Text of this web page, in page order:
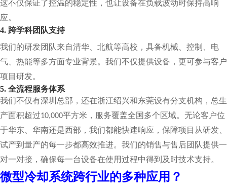
这不仅保证了控温的稳定性，也让设备在负载波动时保持高响
应。
4. 跨学科团队支持
我们的研发团队来自清华、北航等高校，具备机械、控制、电
气、热能等多方面专业背景。我们不仅提供设备，更可参与客户
项目研发。
5. 全流程服务体系
我们不仅有深圳总部，还在浙江绍兴和东莞设有分支机构，总生
产面积超过10,000平方米，服务覆盖全国多个区域。无论客户位
于华东、华南还是西部，我们都能快速响应，保障项目从研发、
试产到量产的每一步都高效推进。我们的销售与售后团队提供一
对一对接，确保每一台设备在使用过程中得到及时技术支持。
微型冷却系统跨行业的多种应用？